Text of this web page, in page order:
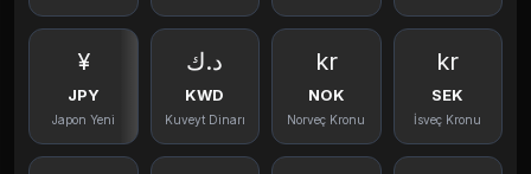
¥
JPY
Japon Yeni
د.ك
KWD
Kuveyt Dinarı
kr
NOK
Norveç Kronu
kr
SEK
İsveç Kronu